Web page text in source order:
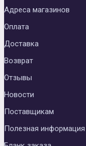
Адреса магазинов
Оплата
Доставка
Возврат
Отзывы
Новости
Поставщикам
Полезная информация